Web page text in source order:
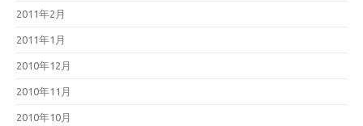
2011年2月
2011年1月
2010年12月
2010年11月
2010年10月